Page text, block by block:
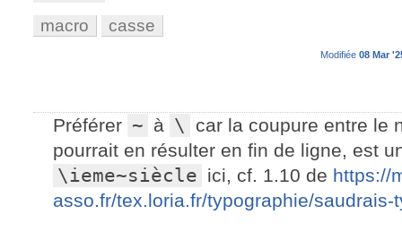
macro casse
Modifiée 08 Mar
Préférer ~ à \
car la coupure entre le
pourrait en résulter en fin de ligne, est
\ieme~siècle ici, cf. 1.10 de https://
asso.fr/tex.loria.fr/typographie/saudrais-